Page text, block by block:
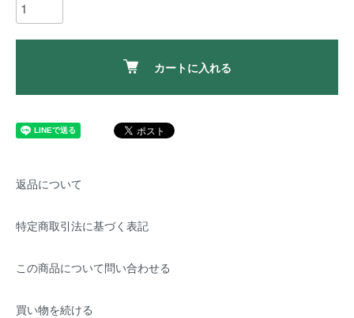
カートに入れる
返品について
特定商取引法に基づく表記
この商品について問い合わせる
買い物を続ける